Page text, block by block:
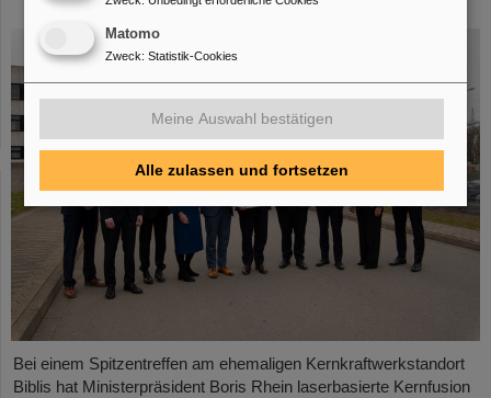
eins werden“
Bei einem Spitzentreffen am ehemaligen Kernkraftwerkstandort
Biblis hat Ministerpräsident Boris Rhein laserbasierte Kernfusion
Matomo
Zweck: Statistik-Cookies
Meine Auswahl bestätigen
Alle zulassen und fortsetzen